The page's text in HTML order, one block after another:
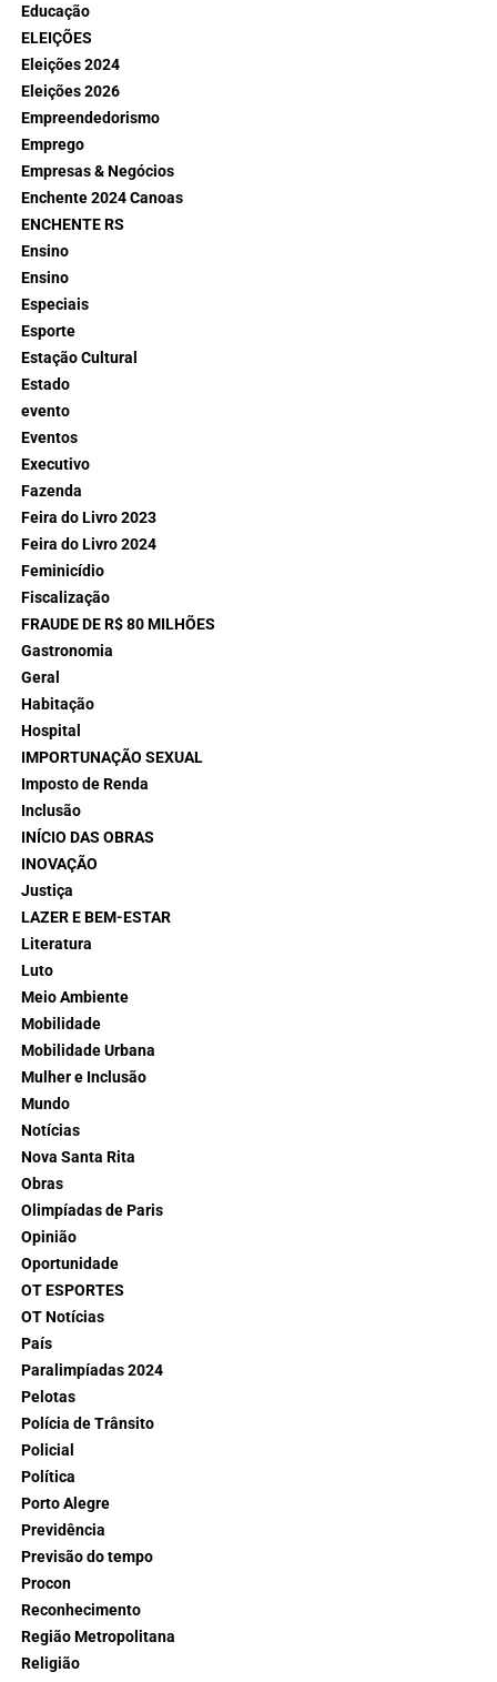
Educação
ELEIÇÕES
Eleições 2024
Eleições 2026
Empreendedorismo
Emprego
Empresas & Negócios
Enchente 2024 Canoas
ENCHENTE RS
Ensino
Ensino
Especiais
Esporte
Estação Cultural
Estado
evento
Eventos
Executivo
Fazenda
Feira do Livro 2023
Feira do Livro 2024
Feminicídio
Fiscalização
FRAUDE DE R$ 80 MILHÕES
Gastronomia
Geral
Habitação
Hospital
IMPORTUNAÇÃO SEXUAL
Imposto de Renda
Inclusão
INÍCIO DAS OBRAS
INOVAÇÃO
Justiça
LAZER E BEM-ESTAR
Literatura
Luto
Meio Ambiente
Mobilidade
Mobilidade Urbana
Mulher e Inclusão
Mundo
Notícias
Nova Santa Rita
Obras
Olimpíadas de Paris
Opinião
Oportunidade
OT ESPORTES
OT Notícias
País
Paralimpíadas 2024
Pelotas
Polícia de Trânsito
Policial
Política
Porto Alegre
Previdência
Previsão do tempo
Procon
Reconhecimento
Região Metropolitana
Religião